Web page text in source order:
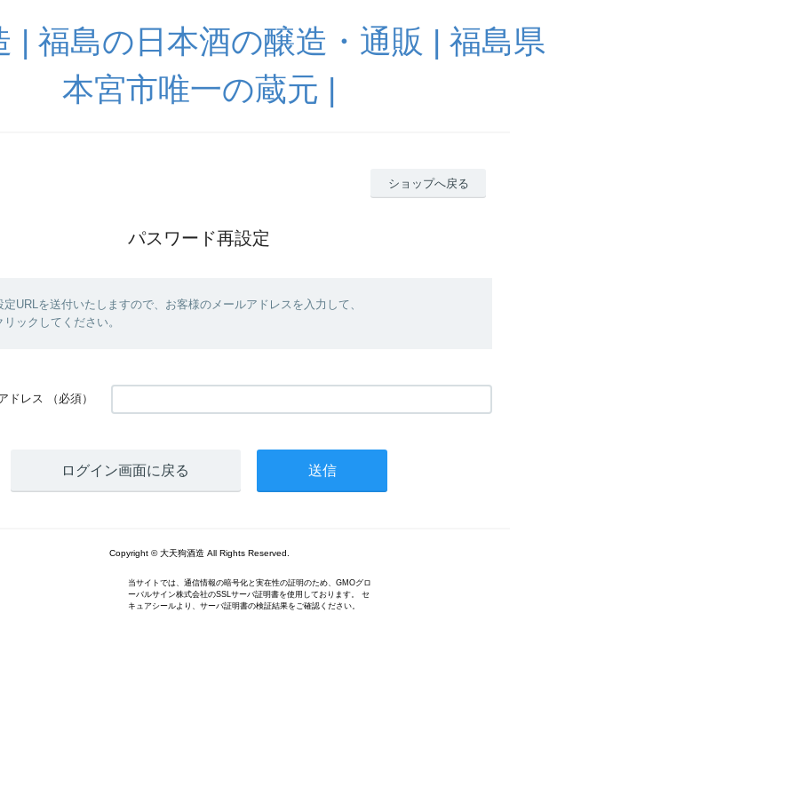
| 福島の日本酒の醸造・通販 | 福島県
本宮市唯一の蔵元 |
ショップへ戻る
パスワード再設定
URLを送付いたしますので、お客様のメールアドレスを入力して、
ックしてください。
ドレス （必須）
ログイン画面に戻る
Copyright © 大天狗酒造 All Rights Reserved.
当サイトでは、通信情報の暗号化と実在性の証明のため、GMOグロ
ーバルサイン株式会社のSSLサーバ証明書を使用しております。 セ
キュアシールより、サーバ証明書の検証結果をご確認ください。